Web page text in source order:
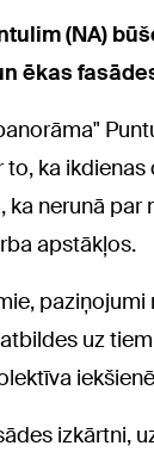
(NA)
ēkas
ka
nerunā par
apstākļos.
uz
izkārtni,